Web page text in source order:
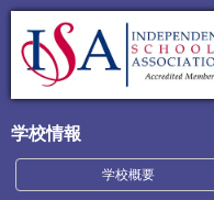
学校情報
学校概要